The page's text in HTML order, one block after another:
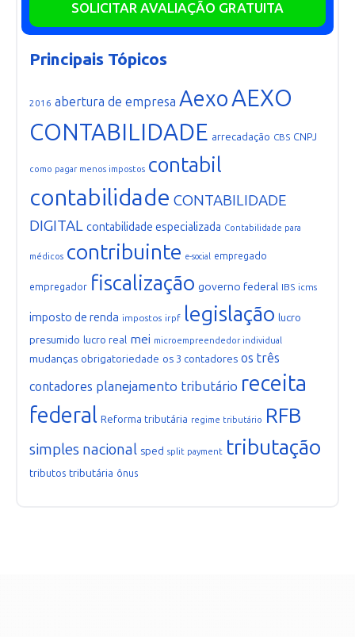
SOLICITAR AVALIAÇÃO GRATUITA
Principais Tópicos
2016 abertura de empresa AexoAEXO
CONTABILIDADE arrecadação CBS CNPJ
como pagar menos impostos contabil
contabilidade CONTABILIDADE
DIGITAL contabilidade especializada Contabilidade para
médicos contribuinte e-social empregado
empregador fiscalização governo federal IBS icms
imposto de renda impostos irpf legislação lucro
presumido lucro real mei microempreendedor individual
mudanças obrigatoriedade os 3 contadores os três
contadores planejamento tributário receita
federal Reforma tributária regime tributário RFB
simples nacional sped split payment tributação
tributos tributária ônus